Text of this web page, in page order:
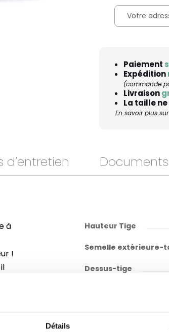
Détails
Paiement
Expédition
(commande
Livraison
La taille
En savoir plus
d’entretien Documents
à
!
Hauteur Tige
Semelle extérieure-
Dessus-tige